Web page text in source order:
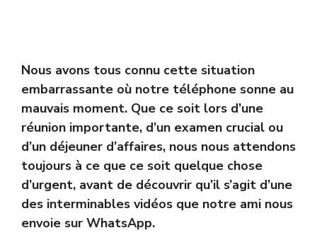
Nous avons tous connu cette situation
embarrassante où notre téléphone sonne au
mauvais moment. Que ce soit lors d’une
réunion importante, d’un examen crucial ou
d’un déjeuner d’affaires, nous nous attendons
toujours à ce que ce soit quelque chose
d’urgent, avant de découvrir qu’il s’agit d’une
des interminables vidéos que notre ami nous
envoie sur WhatsApp.